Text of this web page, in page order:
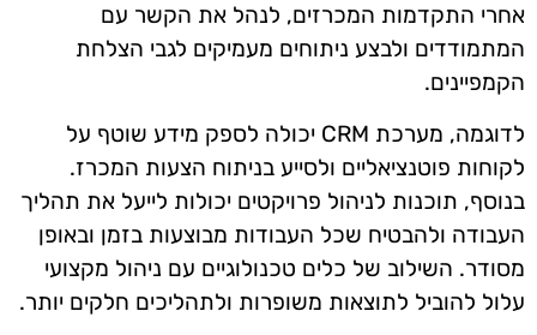
אחרי התקדמות המכרזים, לנהל את הקשר עם
המתמודדים ולבצע ניתוחים מעמיקים לגבי הצלחת
הקמפיינים.
לדוגמה, מערכת CRM יכולה לספק מידע שוטף על
לקוחות פוטנציאליים ולסייע בניתוח הצעות המכרז.
בנוסף, תוכנות לניהול פרויקטים יכולות לייעל את תהליך
העבודה ולהבטיח שכל העבודות מבוצעות בזמן ובאופן
מסודר. השילוב של כלים טכנולוגיים עם ניהול מקצועי
עלול להוביל לתוצאות משופרות ולתהליכים חלקים יותר.